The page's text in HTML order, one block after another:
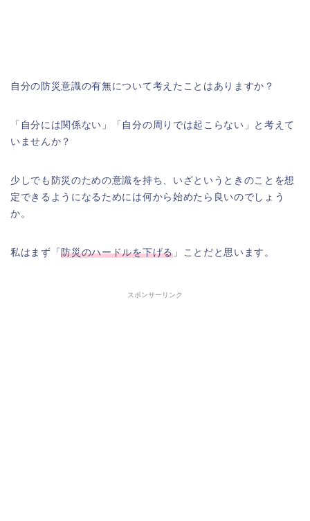
自分の防災意識の有無について考えたことはありますか？
「自分には関係ない」「自分の周りでは起こらない」と考えて
いませんか？
少しでも防災のための意識を持ち、いざというときのことを想
定できるようになるためには何から始めたら良いのでしょう
か。
私はまず「防災のハードルを下げる」ことだと思います。
スポンサーリンク